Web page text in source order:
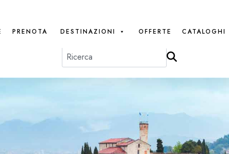
PRENOTA DESTINAZIONI OFFERTE